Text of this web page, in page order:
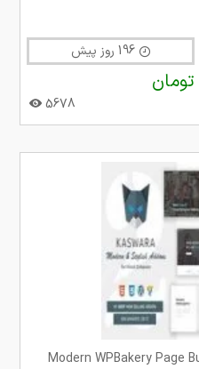
196 روز پیش
5678